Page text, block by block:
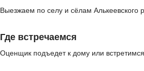
Выезжаем по селу и сёлам Алькеевского
Где встречаемся
Оценщик подъедет к дому или